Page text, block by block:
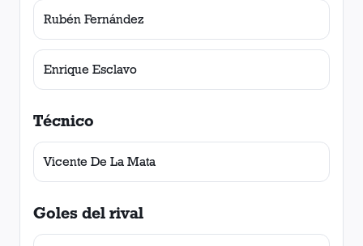
Rubén Fernández
Enrique Esclavo
Técnico
Vicente De La Mata
Goles del rival